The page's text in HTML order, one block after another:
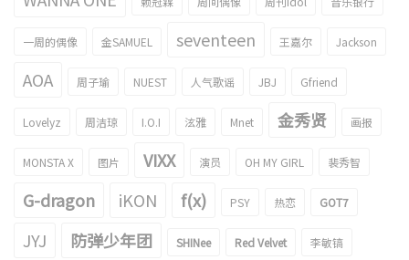
一周的偶像 金SAMUEL seventeen 王嘉尔 Jackson
AOA 周子瑜 NUEST 人气歌谣 JBJ Gfriend
Lovelyz 周洁琼 I.O.I 泫雅 Mnet 金秀贤 画报
MONSTA X 图片 VIXX 演员 OH MY GIRL 裴秀智
G-dragon iKON f(x) PSY 热恋 GOT7
JYJ 防弹少年团 SHINee Red Velvet 李敏镐